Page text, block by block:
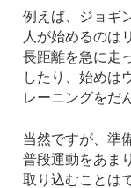
例えば、ジョギ
人が始めるのは
長距離を急に走
したり、始めは
レーニングをだ
当然ですが、準
普段運動をあま
取り込むことは